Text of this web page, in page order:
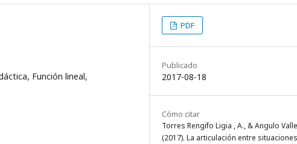
Función lineal,
PDF
Publicado
2017-08-18
Cómo citar
Torres Rengifo Ligia , A., & Angulo
(2017). La articulación entre situaciones